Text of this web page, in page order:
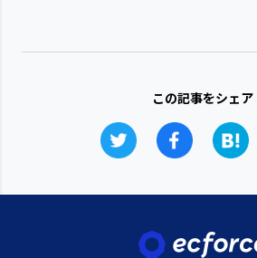
この記事をシェア